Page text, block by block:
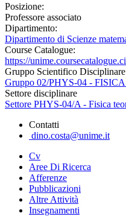
Posizione:
Professore associato
Dipartimento:
Dipartimento di Scienze
Course Catalogue:
https://
Gruppo Scientifico Disciplinare
Gruppo 02/PHYS-04 -
Settore disciplinare
Settore PHYS-04/A - Fisica
Contatti
dino.costa@unime.it
Cv
Aree Di Ricerca
Afferenze
Pubblicazioni
Altre Attività
Insegnamenti